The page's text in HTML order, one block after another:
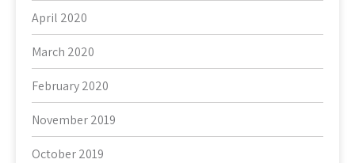
April 2020
March 2020
February 2020
November 2019
October 2019